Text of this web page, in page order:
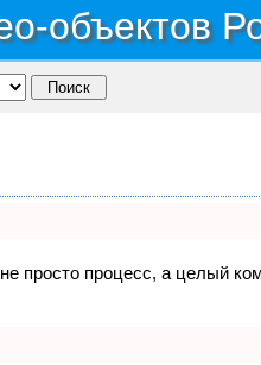
объектов
просто процесс, а целый